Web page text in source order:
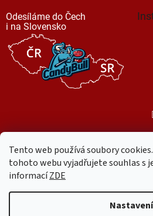
Tento web používá soubory
tohoto webu vyjadřujete souhlas s
informacíZDE
Nastavení
Odesíláme do Čech
i na Slovensko